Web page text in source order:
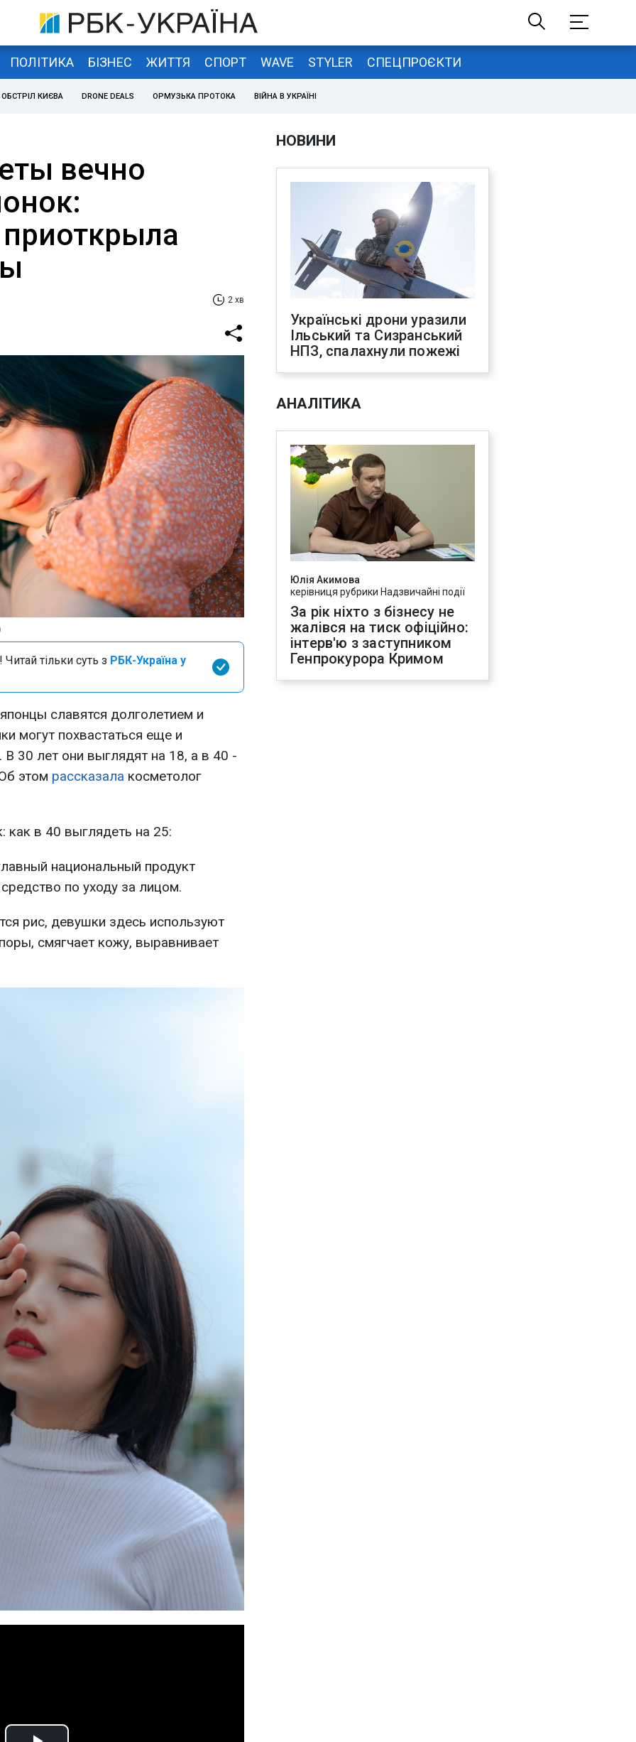
ПОЛІТИКА БІЗНЕС ЖИТТЯ СПОРТ WAVE STYLER СПЕЦПРОЄКТИ
ОБСТРІЛ КИЄВА DRONE DEALS ОРМУЗЬКА ПРОТОКА ВІЙНА В УКРАЇНІ
вечно
2 хв
тільки суть з РБК-Україна у
славятся долголетием и
могут похвастаться еще и
30 лет они выглядят на 18, а в 40 -
этом рассказала косметолог
как в 40 выглядеть на 25:
национальный продукт
по уходу за лицом.
рис, девушки здесь используют
смягчает кожу, выравнивает
НОВИНИ
Українські дрони уразили
Ільський та Сизранський
НПЗ, спалахнули пожежі
АНАЛІТИКА
Юлія Акимова
керівниця рубрики Надзвичайні події
За рік ніхто з бізнесу не
жалівся на тиск офіційно:
інтерв'ю з заступником
Генпрокурора Кримом